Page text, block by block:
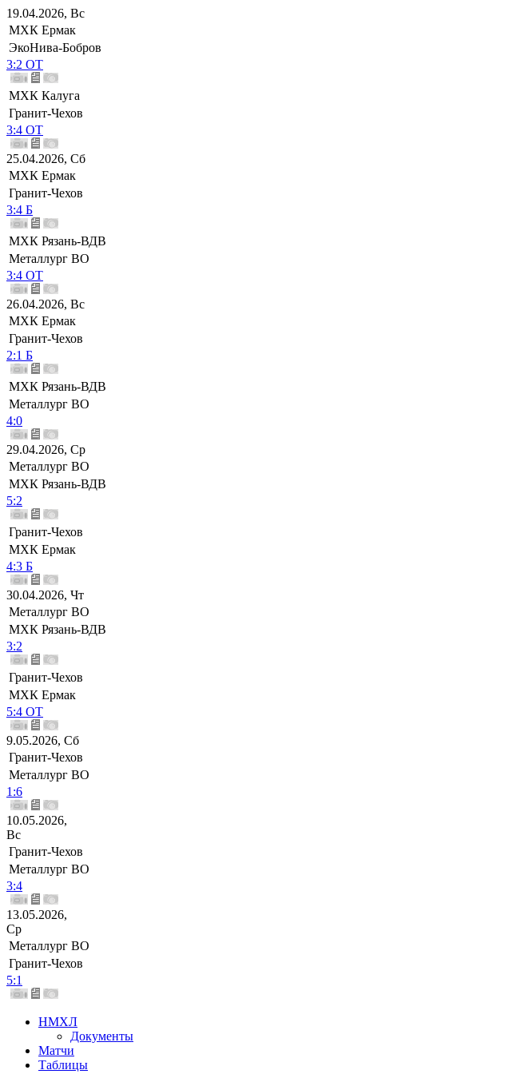
19.04.2026, Вс
МХК Ермак
ЭкоНива-Бобров
3:2 ОТ
МХК Калуга
Гранит-Чехов
3:4 ОТ
25.04.2026, Сб
МХК Ермак
Гранит-Чехов
3:4 Б
МХК Рязань-ВДВ
Металлург ВО
3:4 ОТ
26.04.2026, Вс
МХК Ермак
Гранит-Чехов
2:1 Б
МХК Рязань-ВДВ
Металлург ВО
4:0
29.04.2026, Ср
Металлург ВО
МХК Рязань-ВДВ
5:2
Гранит-Чехов
МХК Ермак
4:3 Б
30.04.2026, Чт
Металлург ВО
МХК Рязань-ВДВ
3:2
Гранит-Чехов
МХК Ермак
5:4 ОТ
9.05.2026, Сб
Гранит-Чехов
Металлург ВО
1:6
10.05.2026,
Вс
Гранит-Чехов
Металлург ВО
3:4
13.05.2026,
Ср
Металлург ВО
Гранит-Чехов
5:1
НМХЛ
Документы
Матчи
Таблицы